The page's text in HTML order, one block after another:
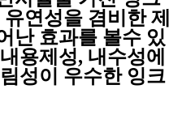
연성을 겸비한 제
난 효과를 볼수 있
용제성, 내수성에
성이 우수한 잉크